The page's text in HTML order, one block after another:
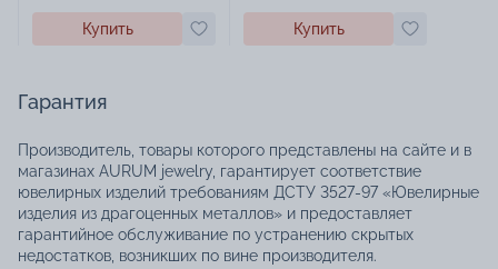
Купить Купить
Гарантия
Производитель, товары которого представлены на сайте и в
магазинах AURUM jewelry, гарантирует соответствие
ювелирных изделий требованиям ДСТУ 3527-97 «Ювелирные
изделия из драгоценных металлов» и предоставляет
гарантийное обслуживание по устранению скрытых
недостатков, возникших по вине производителя.